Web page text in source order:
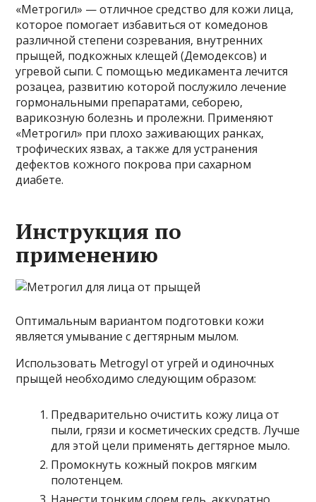
«Метрогил» — отличное средство для кожи лица,
которое помогает избавиться от комедонов
различной степени созревания, внутренних
прыщей, подкожных клещей (Демодексов) и
угревой сыпи. С помощью медикамента лечится
розацеа, развитию которой послужило лечение
гормональными препаратами, себорею,
варикозную болезнь и пролежни. Применяют
«Метрогил» при плохо заживающих ранках,
трофических язвах, а также для устранения
дефектов кожного покрова при сахарном
диабете.
Инструкция по
применению
Оптимальным вариантом подготовки кожи
является умывание с дегтярным мылом.
Использовать Metrogyl от угрей и одиночных
прыщей необходимо следующим образом:
Предварительно очистить кожу лица от
пыли, грязи и косметических средств. Лучше
для этой цели применять дегтярное мыло.
Промокнуть кожный покров мягким
полотенцем.